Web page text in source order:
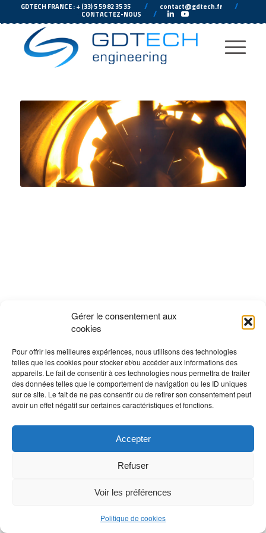
Gérer le consentement aux
cookies
Pour offrir les meilleures expériences, nous utilisons des technologies
telles que les cookies pour stocker et/ou accéder aux informations des
appareils. Le fait de consentir à ces technologies nous permettra de traiter
des données telles que le comportement de navigation ou les ID uniques
sur ce site. Le fait de ne pas consentir ou de retirer son consentement peut
avoir un effet négatif sur certaines caractéristiques et fonctions.
Accepter
Refuser
Voir les préférences
Politique de cookies
GDTECH FRANCE : + (33) 5 59 82 35 35 //--- contact@gdtech.fr //--
CONTACTEZ-NOUS ---// ---